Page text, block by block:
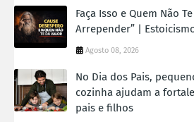
Faça Isso e Quem Não
Arrepender” |
Agosto 08, 2026
No Dia dos Pais,
cozinha ajudam a
pais e filhos